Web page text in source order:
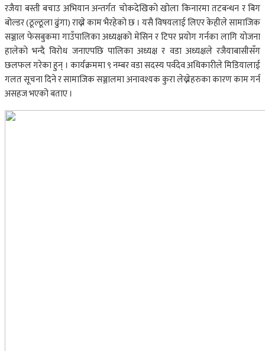
रजैया बस्ती बचाउ अभियान अन्तर्गत चोकदेखिको खोला किनारमा तटबन्धन र बिग
बोल्डर (ठूल्ठूला ढुंगा) राख्ने काम भैरहेको छ । यसै विषयलाई लिएर केहीले सामाजिक
सञ्जाल फेसबुकमा गाउँपालिका अध्यक्षको मेसिन र टिपर प्रयोग गर्नका लागि योजना
हालेको भन्दै विरोध जनाएपछि पालिका अध्यक्ष र वडा अध्यक्षले रजैयाबासीसँग
छलफल गरेका हुन् । कार्यक्रममा ९ नम्बर वडा सदस्य पर्वदेव अधिकारीले मिडियालाई
गलत सूचना दिने र सामाजिक सञ्जालमा अनावश्यक कुरा लेख्नेहरुका कारण काम गर्न
असहज भएको बताए ।